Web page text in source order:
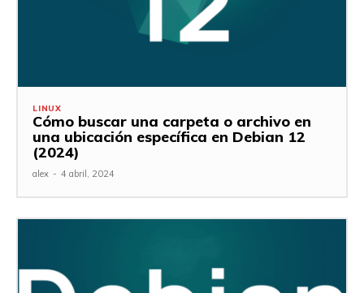
LINUX
Cómo buscar una carpeta o archivo en
una ubicación específica en Debian 12
(2024)
alex - 4 abril, 2024